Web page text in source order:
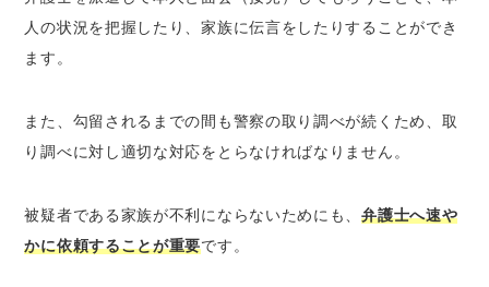
人の状況を把握したり、家族に伝言をしたりすることができ
ます。
また、勾留されるまでの間も警察の取り調べが続くため、取
り調べに対し適切な対応をとらなければなりません。
被疑者である家族が不利にならないためにも、弁護士へ速や
かに依頼することが重要です。